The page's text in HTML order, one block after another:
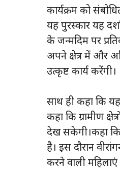
कार्यक्रम को
यह पुरस्कार यह
के जन्मदिम पर
अपने क्षेत्र में और
उत्कृष्ट कार्य करेंगी।
साथ ही कहा कि
कहा कि ग्रामीण
देख सकेगी।कहा कि
है। इस दौरान
करने वाली